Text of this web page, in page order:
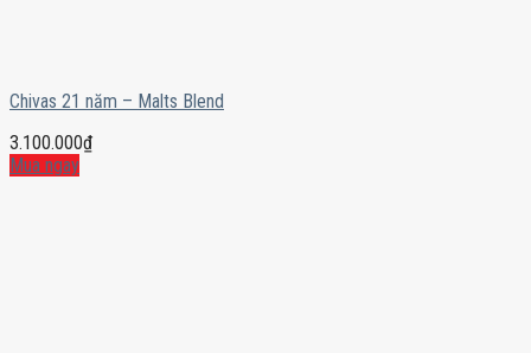
Chivas 21 năm – Malts Blend
3.100.000₫
Mua ngay